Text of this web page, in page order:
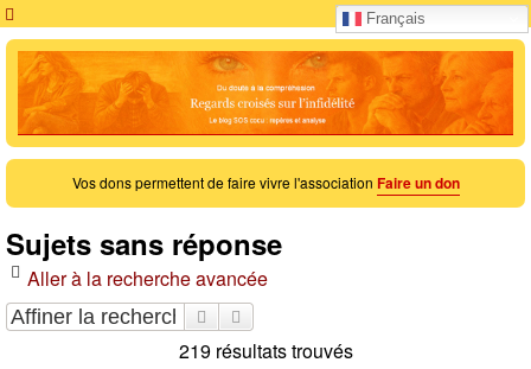
Français
Vos dons permettent de faire vivre l'association Faire un don
Sujets sans réponse
Aller à la recherche avancée
Rechercher
219 résultats trouvés